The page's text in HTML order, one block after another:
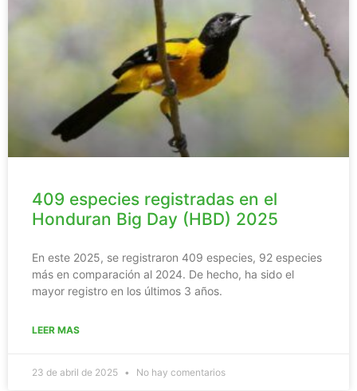
409 especies registradas en el
Honduran Big Day (HBD) 2025
En este 2025, se registraron 409 especies, 92 especies
más en comparación al 2024. De hecho, ha sido el
mayor registro en los últimos 3 años.
LEER MAS
23 de abril de 2025 No hay comentarios